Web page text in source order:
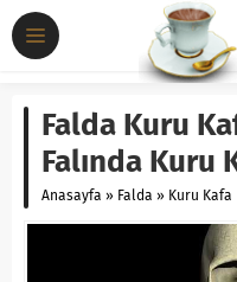
Falda Kuru
Falında Kuru
Anasayfa » Falda » Kuru Kafa